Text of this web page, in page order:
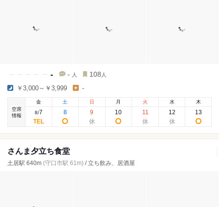
- - 人 108 人
￥3,000～￥3,999 -
空席
情報
金
8/7
土
8
日
9
月
10
火
11
水
12
木
13
さんま夕立ち食堂
土居駅 640m (守口市駅 61m) / 立ち飲み、居酒屋